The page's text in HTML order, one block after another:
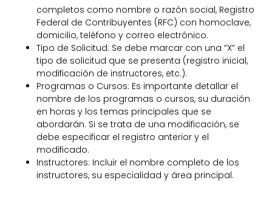
completos como nombre o razón social, Registro
Federal de Contribuyentes (RFC) con homoclave,
domicilio, teléfono y correo electrónico.
Tipo de Solicitud: Se debe marcar con una “X” el
tipo de solicitud que se presenta (registro inicial,
modificación de instructores, etc.).
Programas o Cursos: Es importante detallar el
nombre de los programas o cursos, su duración
en horas y los temas principales que se
abordarán. Si se trata de una modificación, se
debe especificar el registro anterior y el
modificado.
Instructores: Incluir el nombre completo de los
instructores, su especialidad y área principal.